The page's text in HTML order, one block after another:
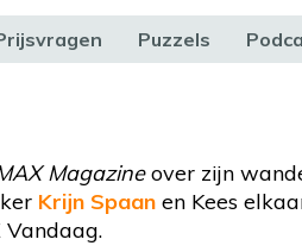
Puzzels
Magazineover zijn
Krijn Spaan en Kees